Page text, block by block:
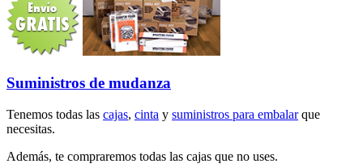
Suministros de mudanza
Tenemos todas las cajas, cinta y suministros para embalarque
necesitas.
Además, te compraremos todas las cajas que no uses.